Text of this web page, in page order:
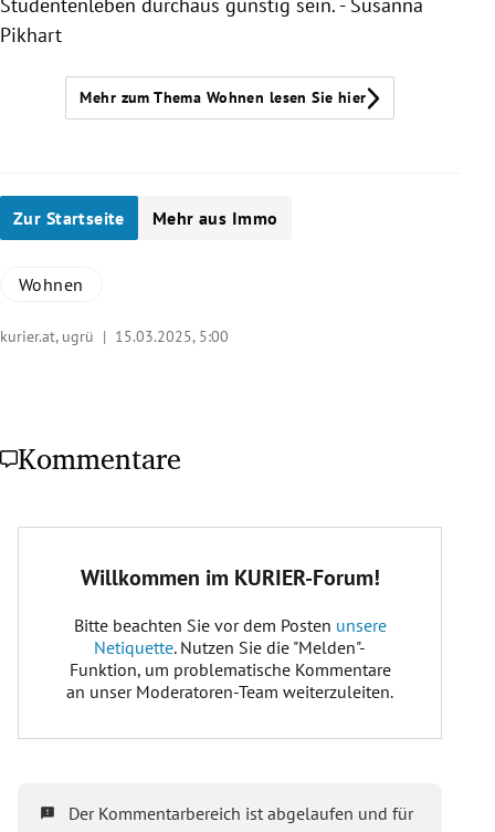
Studentenleben durchaus günstig sein. - Susanna
Pikhart
Mehr zum Thema Wohnen lesen Sie hier
Zur Startseite Mehr aus Immo
Wohnen
kurier.at, ugrü | 15.03.2025, 5:00
Kommentare